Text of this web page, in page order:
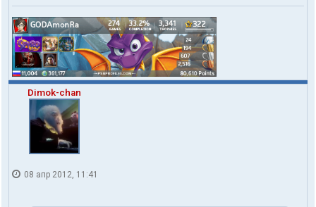
Dimok-chan
08 апр 2012, 11:41